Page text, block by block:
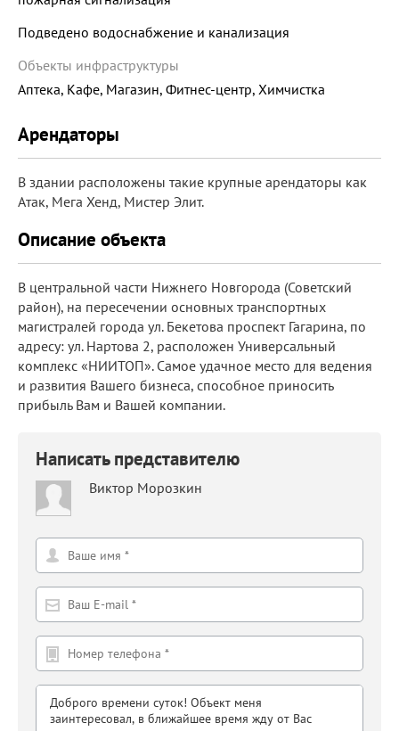
Подведено водоснабжение и канализация
Объекты инфраструктуры
Аптека, Кафе, Магазин, Фитнес-центр, Химчистка
Арендаторы
В здании расположены такие крупные арендаторы как
Атак, Мега Хенд, Мистер Элит.
Описание объекта
В центральной части Нижнего Новгорода (Советский
район), на пересечении основных транспортных
магистралей города ул. Бекетова проспект Гагарина, по
адресу: ул. Нартова 2, расположен Универсальный
комплекс «НИИТОП». Самое удачное место для ведения
и развития Вашего бизнеса, способное приносить
прибыль Вам и Вашей компании.
Написать представителю
Виктор Морозкин